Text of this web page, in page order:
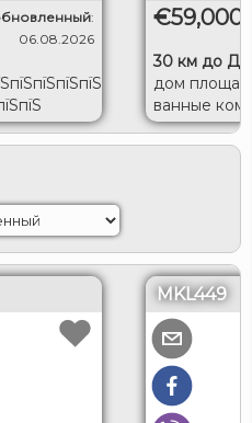
:
06.08.2026
€59,000
30 км до
дом
ванные
район
MKL449